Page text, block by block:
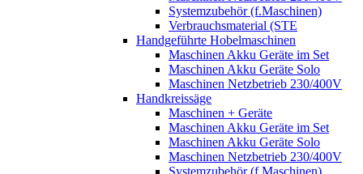
Systemzubehör (f.Maschinen)
Verbrauchsmaterial (STE
Handgeführte Hobelmaschinen
Maschinen Akku Geräte im Set
Maschinen Akku Geräte Solo
Maschinen Netzbetrieb 230/400V
Handkreissäge
Maschinen + Geräte
Maschinen Akku Geräte im Set
Maschinen Akku Geräte Solo
Maschinen Netzbetrieb 230/400V
Systemzubehör (f.Maschinen)